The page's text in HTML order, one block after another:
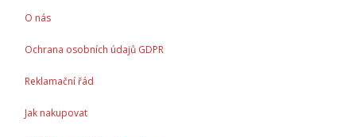
O nás
Ochrana osobních údajů GDPR
Reklamační řád
Jak nakupovat